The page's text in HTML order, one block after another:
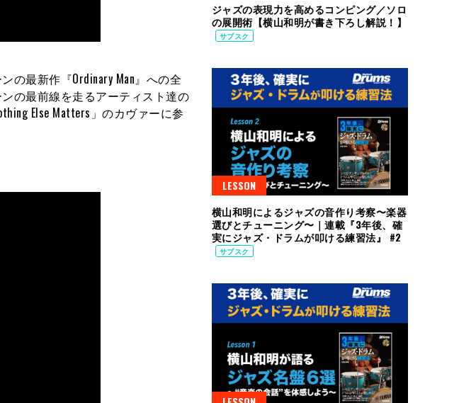
の最新作『Ordinary Man』への全
の最前線を走るアーティスト達の
Else Matters」のカヴァーに参
ジャズの表現力を高めるコンピング／ソロ
の展開術【横山和明が書き下ろし解説！】
サブスク
LESSON
横山和明によるジャズの音作り考察〜楽器
選びとチューニング〜｜連載『3年後、確
実にジャズ・ドラムが叩ける練習法』 #2
サブスク